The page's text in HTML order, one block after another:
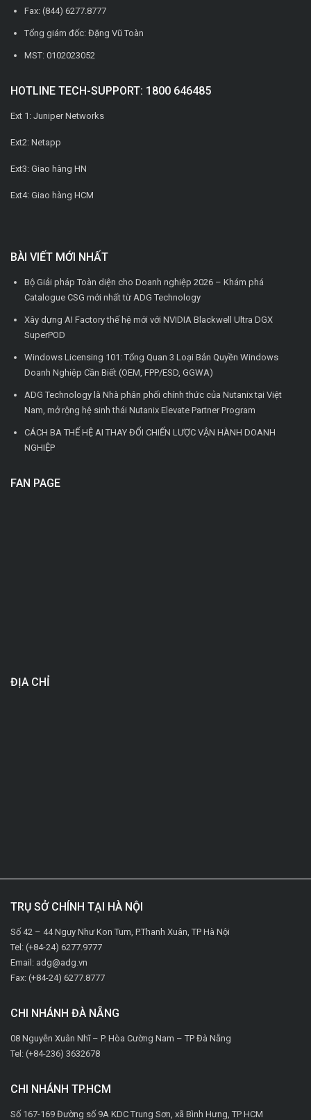
Fax: (844) 6277.8777
Tổng giám đốc: Đặng Vũ Toàn
MST: 0102023052
HOTLINE TECH-SUPPORT: 1800 646485
Ext 1: Juniper Networks
Ext2: Netapp
Ext3: Giao hàng HN
Ext4: Giao hàng HCM
BÀI VIẾT MỚI NHẤT
Bộ Giải pháp Toàn diện cho Doanh nghiệp 2026 – Khám phá
Catalogue CSG mới nhất từ ADG Technology
Xây dựng AI Factory thế hệ mới với NVIDIA Blackwell Ultra DGX
SuperPOD
Windows Licensing 101: Tổng Quan 3 Loại Bản Quyền Windows
Doanh Nghiệp Cần Biết (OEM, FPP/ESD, GGWA)
ADG Technology là Nhà phân phối chính thức của Nutanix tại Việt
Nam, mở rộng hệ sinh thái Nutanix Elevate Partner Program
CÁCH BA THẾ HỆ AI THAY ĐỔI CHIẾN LƯỢC VẬN HÀNH DOANH
NGHIỆP
FAN PAGE
ĐỊA CHỈ
TRỤ SỞ CHÍNH TẠI HÀ NỘI
Số 42 – 44 Ngụy Như Kon Tum, P.Thanh Xuân, TP Hà Nội
Tel: (+84-24) 6277.9777
Email: adg@adg.vn
Fax: (+84-24) 6277.8777
CHI NHÁNH ĐÀ NẴNG
08 Nguyễn Xuân Nhĩ – P. Hòa Cường Nam – TP Đà Nẵng
Tel: (+84-236) 3632678
CHI NHÁNH TP.HCM
Số 167-169 Đường số 9A KDC Trung Sơn, xã Bình Hưng, TP HCM